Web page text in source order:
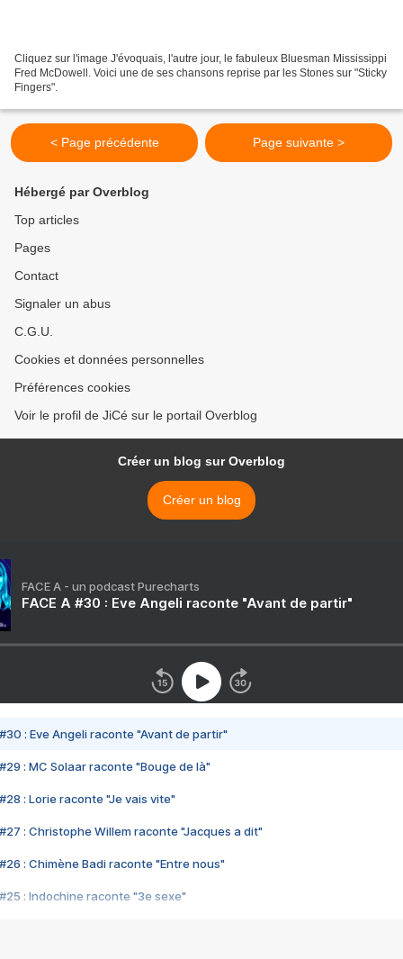
Cliquez sur l'image J'évoquais, l'autre jour, le fabuleux Bluesman Mississippi
Fred McDowell. Voici une de ses chansons reprise par les Stones sur "Sticky
Fingers".
< Page précédente Page suivante >
Hébergé par Overblog
Top articles
Pages
Contact
Signaler un abus
C.G.U.
Cookies et données personnelles
Préférences cookies
Voir le profil de JiCé sur le portail Overblog
Créer un blog sur Overblog
Créer un blog
FACE A - un podcast Purecharts
FACE A #30 : Eve Angeli raconte "Avant de partir"
#30 : Eve Angeli raconte "Avant de partir"
#29 : MC Solaar raconte "Bouge de là"
#28 : Lorie raconte "Je vais vite"
#27 : Christophe Willem raconte "Jacques a dit"
#26 : Chimène Badi raconte "Entre nous"
#25 : Indochine raconte "3e sexe"